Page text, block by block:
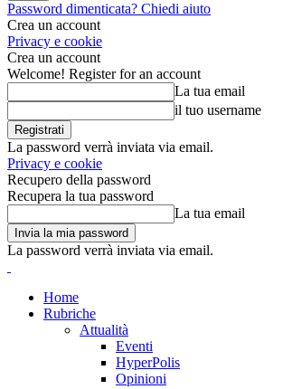
Password dimenticata? Chiedi aiuto
Crea un account
Privacy e cookie
Crea un account
Welcome! Register for an account
La tua email
il tuo username
La password verrà inviata via email.
Privacy e cookie
Recupero della password
Recupera la tua password
La tua email
La password verrà inviata via email.
Home
Rubriche
Attualità
Eventi
HyperPolis
Opinioni